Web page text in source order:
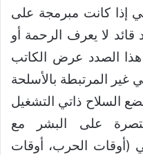
إذا كانت مبرمجة على
لا يعرف الرحمة أو
الصدد عرض الكاتب
غير المرتبطة بالأسلحة
السلاح ذاتي التشغيل
على البشر مع
(أوقات الحرب، أوقات